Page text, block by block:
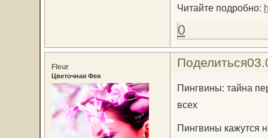
Читайте подробно:
0
Поделиться
Fleur
Цветочная Фея
Пингвины: тайна
всех
Пингвины кажутся